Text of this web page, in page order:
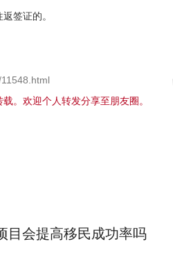
签证的。
。欢迎个人转发分享至朋友圈。
目会提高移民成功率吗